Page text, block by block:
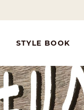
STYLE BOOK